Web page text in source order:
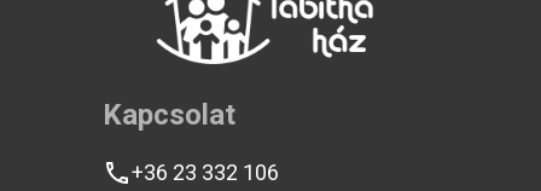
Kapcsolat
+36 23 332 106